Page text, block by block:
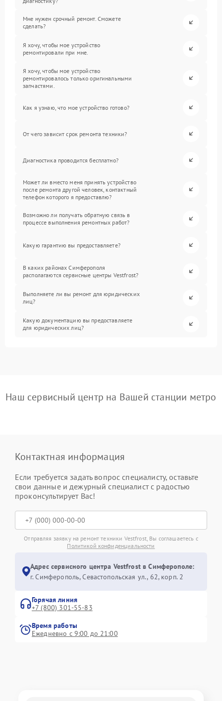
Мне нужен срочный ремонт. Сможете
сделать?
Я хочу, чтобы мое устройство
ремонтировали при мне.
Я хочу, чтобы мое устройство
ремонтировалось только оригинальными
запчастями.
Как я узнаю, что мое устройство готово?
От чего зависит срок ремонта техники?
Диагностика проводится бесплатно?
Может ли вместо меня принять устройство
после ремонта другой человек, контактный
телефон которого я предоставлю?
Возможно ли получать обратную связь в
процессе выполнения ремонтных работ?
Какую гарантию вы предоставляете?
В каких районах Симферополя
располагаются сервисные центры Vestfrost?
Выполняете ли вы ремонт для юридических
лиц?
Какую документацию вы предоставляете
для юридических лиц?
Наш сервисный центр на Вашей станции метро
Контактная информация
Если требуется задать вопрос специалисту, оставьте
свои данные и дежурный специалист с радостью
проконсультирует Вас!
Отправляя заявку на ремонт техники Vestfrost, Вы соглашаетесь с
Политикой конфиденциальности
Адрес сервисного центра Vestfrost в Симферополе:
г. Симферополь, Севастопольская ул., 62, корп. 2
Горячая линия
+7 (800) 301-55-83
Время работы
Ежедневно с 9:00 до 21:00